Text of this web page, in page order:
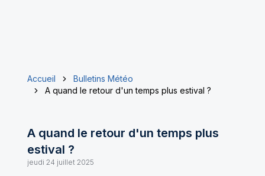
Accueil
Bulletins Météo
A quand le retour d'un temps plus estival ?
A quand le retour d'un temps plus
estival ?
jeudi 24 juillet 2025